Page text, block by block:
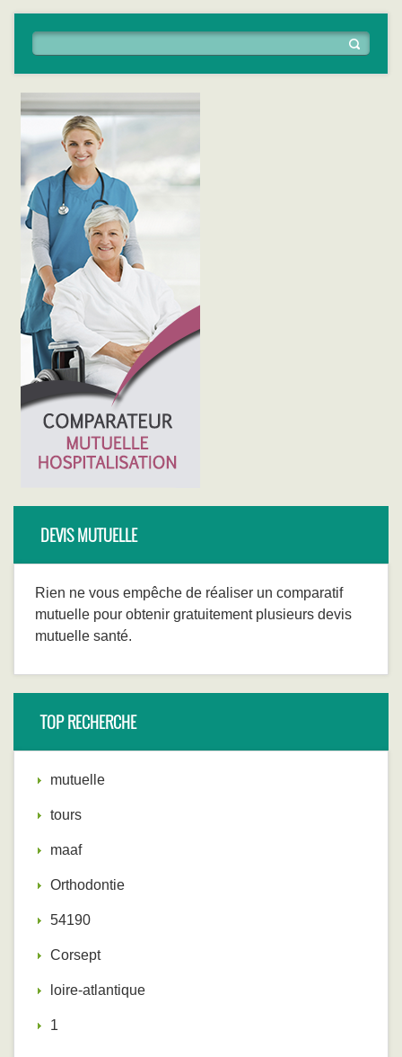
DEVIS MUTUELLE
Rien ne vous empêche de réaliser un comparatif
mutuelle pour obtenir gratuitement plusieurs devis
mutuelle santé.
TOP RECHERCHE
mutuelle
tours
maaf
Orthodontie
54190
Corsept
loire-atlantique
1